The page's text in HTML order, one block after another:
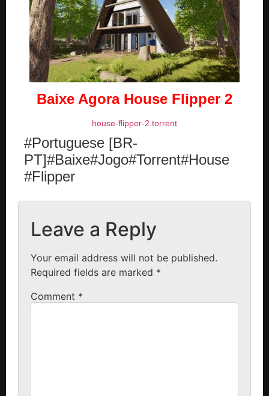
Baixe Agora House Flipper 2
house-flipper-2.torrent
#Portuguese [BR-
PT]#Baixe#Jogo#Torrent#House
#Flipper
Leave a Reply
Your email address will not be published.
Required fields are marked *
Comment *